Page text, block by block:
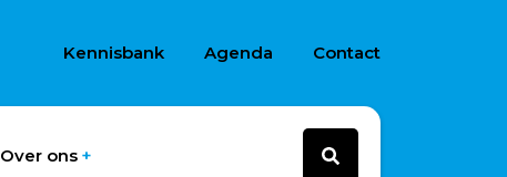
Kennisbank Agenda Contact
Over ons